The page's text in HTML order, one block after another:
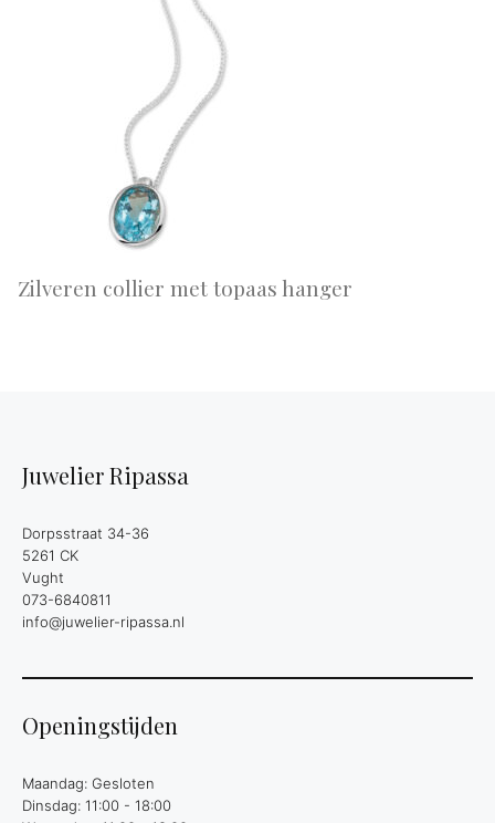
Zilveren collier met topaas hanger
Juwelier Ripassa
Dorpsstraat 34-36
5261 CK
Vught
073-6840811
info@juwelier-ripassa.nl
Openingstijden
Maandag: Gesloten
Dinsdag: 11:00 - 18:00